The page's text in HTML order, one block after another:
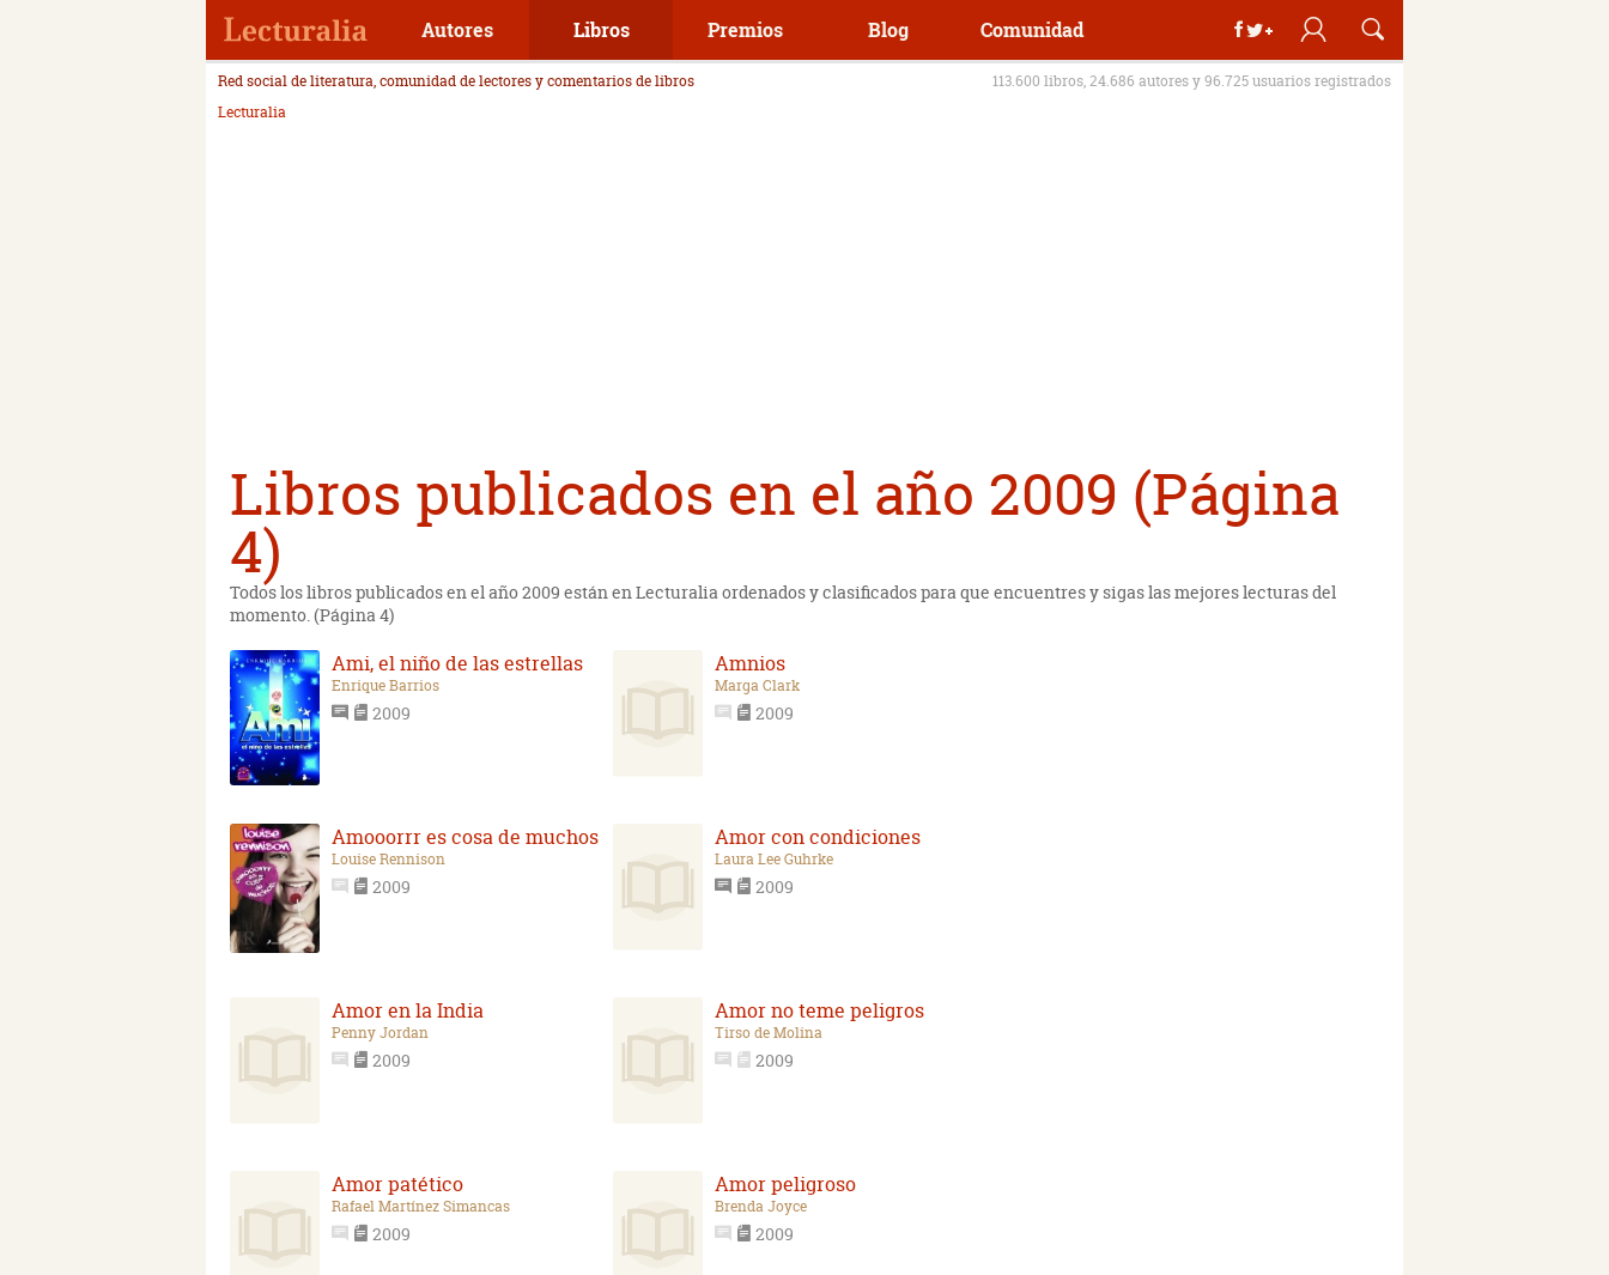
Autores Libros Premios Blog Comunidad
Red social de literatura, comunidad de lectores y comentarios de libros
113.600 libros, 24.686 autores y 96.725 usuarios registrados
Lecturalia
Libros publicados en el año 2009 (Página
4)
Todos los libros publicados en el año 2009 están en Lecturalia ordenados y clasificados para que encuentres y sigas las mejores lecturas del
momento. (Página 4)
Ami, el niño de las estrellas
Enrique Barrios
2009
Amnios
Marga Clark
2009
Amooorrr es cosa de muchos
Louise Rennison
2009
Amor con condiciones
Laura Lee Guhrke
2009
Amor en la India
Penny Jordan
2009
Amor no teme peligros
Tirso de Molina
2009
Amor patético
Rafael Martínez Simancas
2009
Amor peligroso
Brenda Joyce
2009